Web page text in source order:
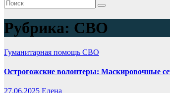
Рубрика: СВО
Гуманитарная помощь СВО
Острогожские волонтеры: Маскировочные
27.06.2025 Елена